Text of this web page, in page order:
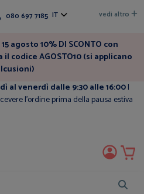
080 697 7185 IT vedi altro
agosto 10% DI SCONTO con
codice AGOSTO10 (si applicano
al venerdì dalle 9:30 alle 16:00|
l'ordine prima della pausa estiva